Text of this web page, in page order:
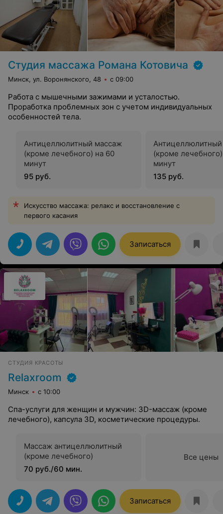
Студия массажа Романа Котовича
Минск, ул. Воронянского, 48 с 09:00
Работа с мышечными зажимами и усталостью.
Проработка проблемных зон с учетом индивидуальных
особенностей тела.
Антицеллюлитный массаж
(кроме лечебного) на 60
минут
95 руб.
(кроме
минут
135 руб.
Искусство массажа: релакс и восстановление с
первого касания
Записаться
СТУДИЯ КРАСОТЫ
Relaxroom
Минск с 10:00
Спа-услуги для женщин и мужчин: 3D-массаж (кроме
лечебного), капсула 3D, косметические процедуры.
Массаж антицеллюлитный
(кроме лечебного)
70 руб./60 мин.
Все цены
Записаться